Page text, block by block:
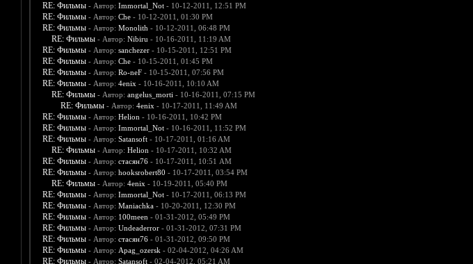
RE: Фильмы - Автор: Immortal_Not- 10-12-2011, 12:51 PM
RE: Фильмы - Автор: Che- 10-12-2011, 01:30 PM
RE: Фильмы - Автор: Monolith - 10-12-2011, 06:48 PM
RE: Фильмы - Автор: Nibiru - 10-16-2011, 11:19 AM
RE: Фильмы - Автор: sanchezer- 10-15-2011, 12:51 PM
RE: Фильмы - Автор: Che- 10-15-2011, 01:45 PM
RE: Фильмы - Автор: Ro-neF- 10-15-2011, 07:56 PM
RE: Фильмы - Автор: 4enix - 10-16-2011, 10:10 AM
RE: Фильмы - Автор: angelus_morti - 10-16-2011, 07:15 PM
RE: Фильмы - Автор: 4enix - 10-17-2011, 11:49 AM
RE: Фильмы - Автор: Helion - 10-16-2011, 10:42 PM
RE: Фильмы - Автор: Immortal_Not- 10-16-2011, 11:52 PM
RE: Фильмы - Автор: Satansoft- 10-17-2011, 01:16 AM
RE: Фильмы - Автор: Helion - 10-17-2011, 10:32 AM
RE: Фильмы - Автор: стасян76- 10-17-2011, 10:51 AM
RE: Фильмы - Автор: hooksrobert80 - 10-17-2011, 03:54 PM
RE: Фильмы - Автор: 4enix - 10-19-2011, 05:40 PM
RE: Фильмы - Автор: Immortal_Not- 10-17-2011, 06:13 PM
RE: Фильмы - Автор: Maniachka- 10-20-2011, 12:30 PM
RE: Фильмы - Автор: 100meen - 01-31-2012, 05:49 PM
RE: Фильмы - Автор: Undeaderror- 01-31-2012, 07:31 PM
RE: Фильмы - Автор: стасян76- 01-31-2012, 09:50 PM
RE: Фильмы - Автор: Apag_ozersk - 02-04-2012, 04:26 AM
RE: Фильмы - Автор: Satansoft- 02-04-2012, 05:21 AM